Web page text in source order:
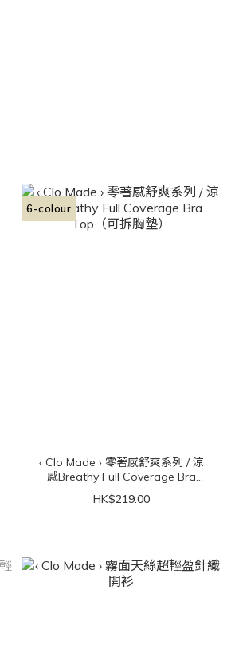
6-colour
‹ Clo Made › 零著感舒爽系列 / 涼
感Breathy Full Coverage Bra
Top（可拆胸墊）
HK$219.00